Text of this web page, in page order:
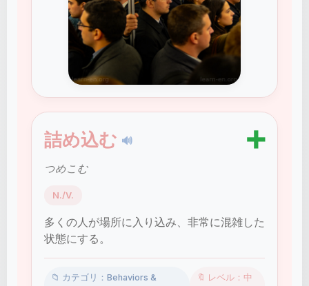
詰め込む 🔊 ➕
つめこむ
N./V.
多くの人が場所に入り込み、非常に混雑した
状態にする。
📁 カテゴリ：Behaviors &
🔖 レベル：中